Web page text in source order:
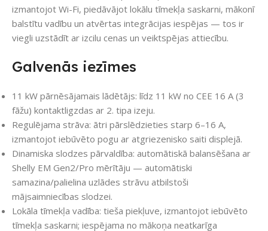
izmantojot Wi-Fi, piedāvājot lokālu tīmekļa saskarni, mākonī
balstītu vadību un atvērtas integrācijas iespējas — tos ir
viegli uzstādīt ar izcilu cenas un veiktspējas attiecību.
Galvenās iezīmes
11 kW pārnēsājamais lādētājs: līdz 11 kW no CEE 16 A (3
fāžu) kontaktligzdas ar 2. tipa izeju.
Regulējama strāva: ātri pārslēdzieties starp 6–16 A,
izmantojot iebūvēto pogu ar atgriezenisko saiti displejā.
Dinamiska slodzes pārvaldība: automātiskā balansēšana ar
Shelly EM Gen2/Pro mērītāju — automātiski
samazina/palielina uzlādes strāvu atbilstoši
mājsaimniecības slodzei.
Lokāla tīmekļa vadība: tieša piekļuve, izmantojot iebūvēto
tīmekļa saskarni; iespējama no mākoņa neatkarīga